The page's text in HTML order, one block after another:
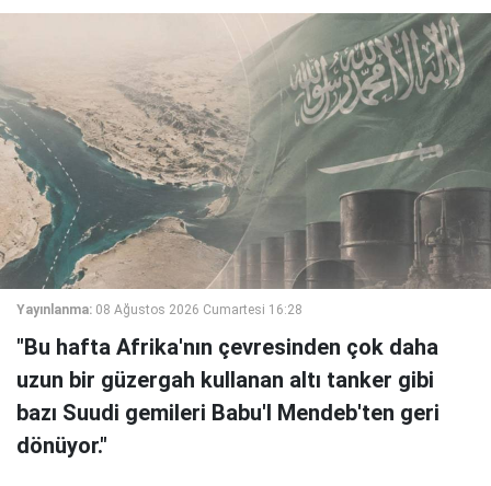
Yayınlanma: 08 Ağustos 2026 Cumartesi 16:28
"Bu hafta Afrika'nın çevresinden çok daha
uzun bir güzergah kullanan altı tanker gibi
bazı Suudi gemileri Babu'l Mendeb'ten geri
dönüyor."